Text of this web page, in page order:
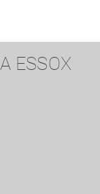
ESSOX